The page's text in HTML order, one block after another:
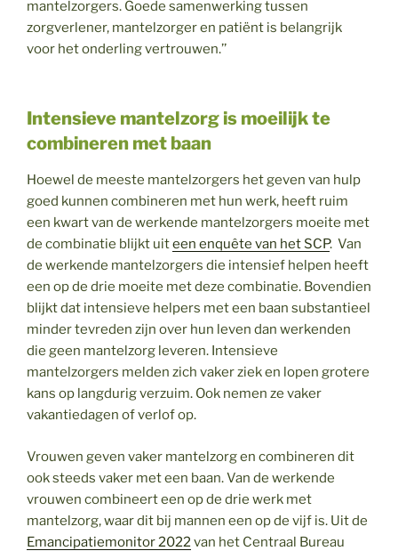
mantelzorgers. Goede samenwerking tussen
zorgverlener, mantelzorger en patiënt is belangrijk
voor het onderling vertrouwen.’’
Intensieve mantelzorg is moeilijk te
combineren met baan
Hoewel de meeste mantelzorgers het geven van hulp
goed kunnen combineren met hun werk, heeft ruim
een kwart van de werkende mantelzorgers moeite met
de combinatie blijkt uiteen enquête van het SCP. Van
de werkende mantelzorgers die intensief helpen heeft
een op de drie moeite met deze combinatie. Bovendien
blijkt dat intensieve helpers met een baan substantieel
minder tevreden zijn over hun leven dan werkenden
die geen mantelzorg leveren. Intensieve
mantelzorgers melden zich vaker ziek en lopen grotere
kans op langdurig verzuim. Ook nemen ze vaker
vakantiedagen of verlof op.
Vrouwen geven vaker mantelzorg en combineren dit
ook steeds vaker met een baan. Van de werkende
vrouwen combineert een op de drie werk met
mantelzorg, waar dit bij mannen een op de vijf is. Uit de
Emancipatiemonitor 2022van het Centraal Bureau